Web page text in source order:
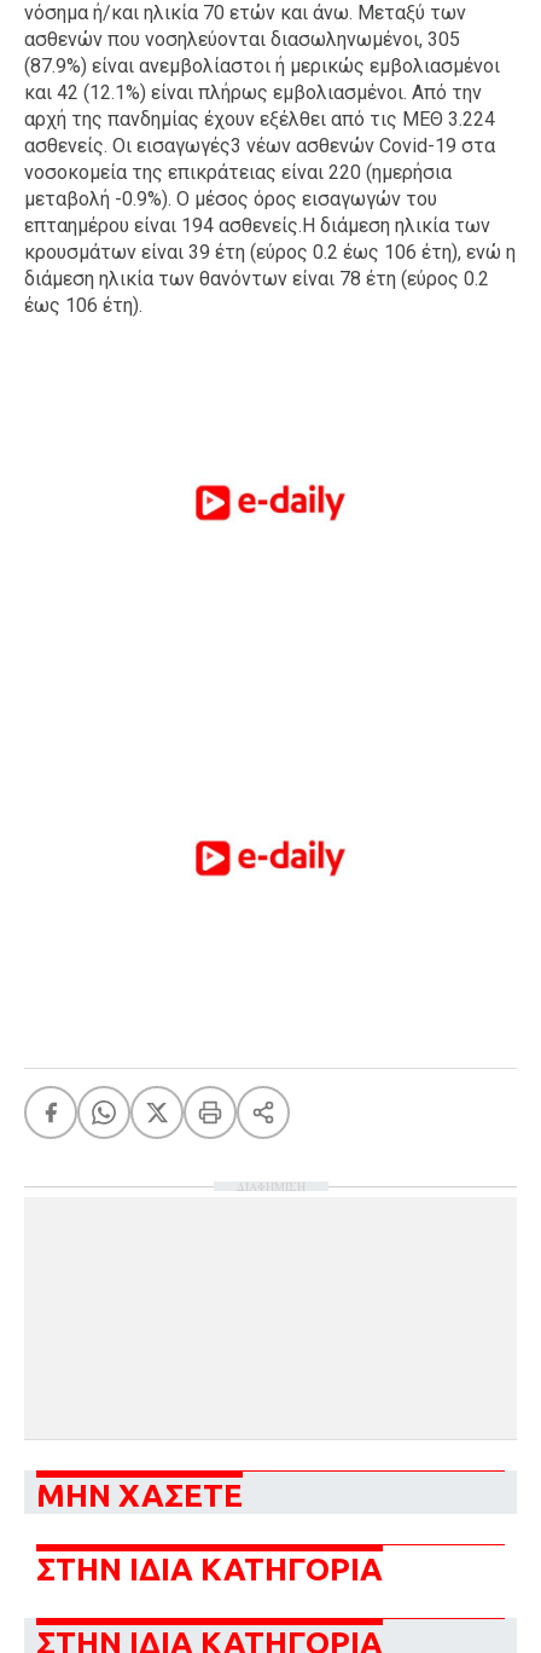
νόσημα ή/και ηλικία 70 ετών και άνω. Μεταξύ των
ασθενών που νοσηλεύονται διασωληνωμένοι, 305
(87.9%) είναι ανεμβολίαστοι ή μερικώς εμβολιασμένοι
και 42 (12.1%) είναι πλήρως εμβολιασμένοι. Από την
αρχή της πανδημίας έχουν εξέλθει από τις ΜΕΘ 3.224
ασθενείς. Οι εισαγωγές3 νέων ασθενών Covid-19 στα
νοσοκομεία της επικράτειας είναι 220 (ημερήσια
μεταβολή -0.9%). Ο μέσος όρος εισαγωγών του
επταημέρου είναι 194 ασθενείς.Η διάμεση ηλικία των
κρουσμάτων είναι 39 έτη (εύρος 0.2 έως 106 έτη), ενώ η
διάμεση ηλικία των θανόντων είναι 78 έτη (εύρος 0.2
έως 106 έτη).
ΔΙΑΦΗΜΙΣΗ
ΜΗΝ ΧΑΣΕΤΕ
ΣΤΗΝ ΙΔΙΑ ΚΑΤΗΓΟΡΙΑ
ΣΤΗΝ ΙΔΙΑ ΚΑΤΗΓΟΡΙΑ